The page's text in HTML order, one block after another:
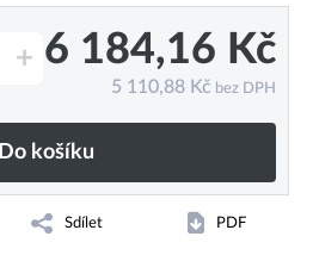
+ 6 184,16 Kč
5 110,88 Kč bez DPH
Do košíku
Sdílet PDF